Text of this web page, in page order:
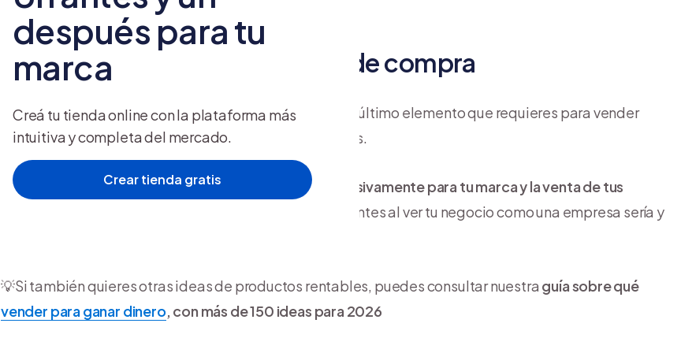
3. Una página web con carrito de compra
Sabiendo quees rentable vender joyas por internet
, el último elemento que requieres para vender
joyería es crear tupágina weby así vender tus productos.
De ese modo, tendrás un canal propio,
dedicado exclusivamente para tu marca y la venta de tus
, además de ganar la confianza de nuevos clientes al ver tu negocio como una empresa sería y
💡Si también quieres otras ideas de productos rentables, puedes consultar nuestra guía sobre qué
vender para ganar dinero, con más de 150 ideas para 2026
después para tu
marca
Creá tu tienda online con la plataforma más
intuitiva y completa del mercado.
Crear tienda gratis